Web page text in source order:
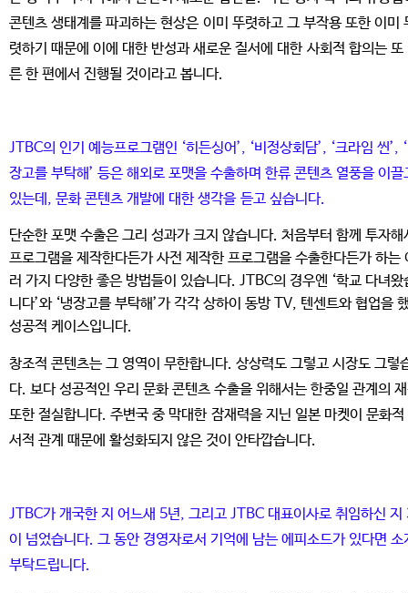
콘텐츠 생태계를 파괴하는 현상은 이미 뚜렷하고 그 부작용 또한 이미
렷하기 때문에 이에 대한 반성과 새로운 질서에 대한 사회적 합의는 또
른 한 편에서 진행될 것이라고 봅니다.
JTBC의 인기 예능프로그램인 ‘히든싱어’, ‘비정상회담’, ‘크라임 씬’,
장고를 부탁해’ 등은 해외로 포맷을 수출하며 한류 콘텐츠 열풍을 이끌
있는데, 문화 콘텐츠 개발에 대한 생각을 듣고 싶습니다.
단순한 포맷 수출은 그리 성과가 크지 않습니다. 처음부터 함께 투자해
프로그램을 제작한다든가 사전 제작한 프로그램을 수출한다든가 하는
러 가지 다양한 좋은 방법들이 있습니다. JTBC의 경우엔 ‘학교 다녀왔
니다’와 ‘냉장고를 부탁해’가 각각 상하이 동방 TV, 텐센트와 협업을
성공적 케이스입니다.
창조적 콘텐츠는 그 영역이 무한합니다. 상상력도 그렇고 시장도 그렇
다. 보다 성공적인 우리 문화 콘텐츠 수출을 위해서는 한중일 관계의
또한 절실합니다. 주변국 중 막대한 잠재력을 지닌 일본 마켓이 문화적
서적 관계 때문에 활성화되지 않은 것이 안타깝습니다.
JTBC가 개국한 지 어느새 5년, 그리고 JTBC 대표이사로 취임하신 지
이 넘었습니다. 그 동안 경영자로서 기억에 남는 에피소드가 있다면 소
부탁드립니다.